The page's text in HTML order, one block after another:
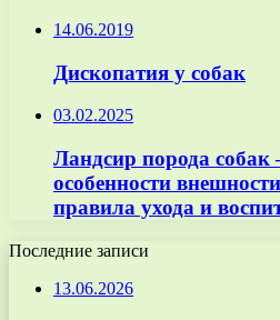
14.06.2019
Дископатия у собак
03.02.2025
Ландсир порода
особенности
правила ухода и
Последние записи
13.06.2026